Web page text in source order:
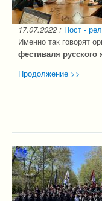
17.07.2022: Пост -
Именно так говорят
фестиваля русского
Продолжение >>